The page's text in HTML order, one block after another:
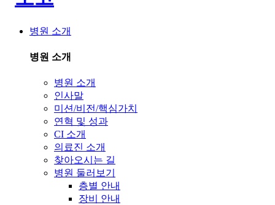
병원 소개
병원 소개
병원 소개
인사말
미션/비전/핵심가치
연혁 및 성과
CI 소개
의료진 소개
찾아오시는 길
병원 둘러보기
층별 안내
장비 안내